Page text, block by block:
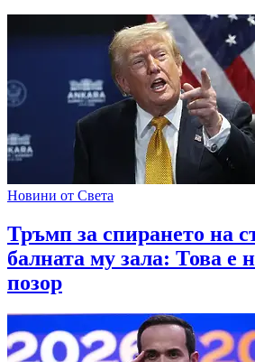
Новини от Света
Тръмп за спирането на
балната му зала: Това е
позор